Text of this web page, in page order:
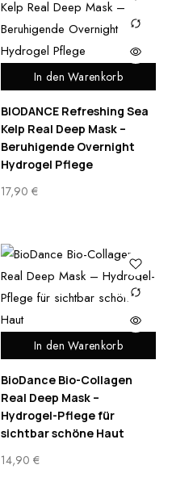
In den Warenkorb
BIODANCE Refreshing Sea
Kelp Real Deep Mask –
Beruhigende Overnight
Hydrogel Pflege
17,90 €
In den Warenkorb
BioDance Bio-Collagen
Real Deep Mask –
Hydrogel-Pflege für
sichtbar schöne Haut
14,90 €